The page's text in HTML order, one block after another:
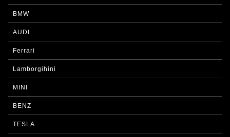
BMW
AUDI
Ferrari
Lamborgihini
MINI
BENZ
TESLA